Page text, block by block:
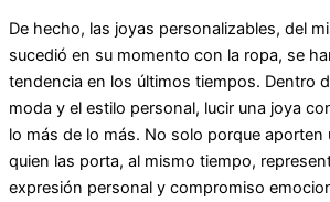
De hecho, las joyas personalizables, del
sucedió en su momento con la ropa, se
tendencia en los últimos tiempos. Dentro
moda y el estilo personal, lucir una joya
lo más de lo más. No solo porque
quien las porta, al mismo tiempo,
expresión personal y compromiso